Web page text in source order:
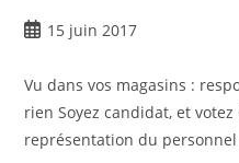
15 juin 2017
Vu dans vos magasins :
rien Soyez candidat, et votez
représentation du personnel